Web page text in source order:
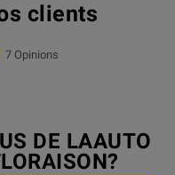
clients
7 Opinions
DE LAAUTO